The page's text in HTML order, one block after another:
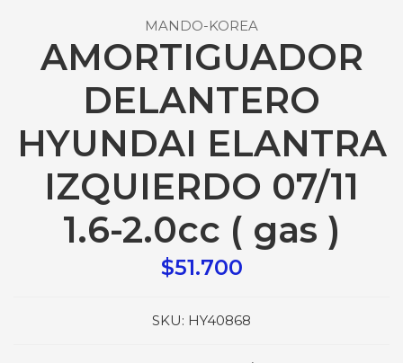
MANDO-KOREA
AMORTIGUADOR
DELANTERO
HYUNDAI ELANTRA
IZQUIERDO 07/11
1.6-2.0cc ( gas )
$51.700
SKU: HY40868